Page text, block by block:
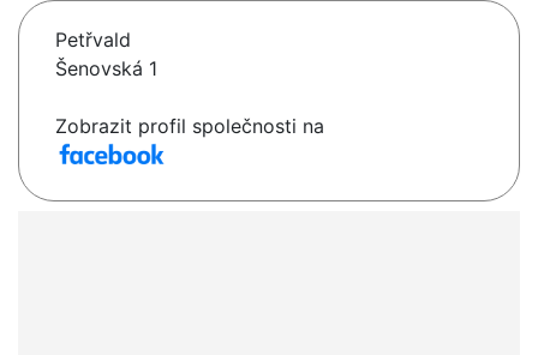
Petřvald
Šenovská 1
Zobrazit profil společnosti na